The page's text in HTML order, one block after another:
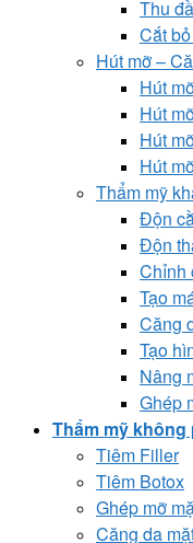
Thu
Cắt
Hút mỡ –
Hút
Hút
Hút
Hút
Thẩm mỹ
Độn
Độn
Chỉnh
Tạo
Căng
Tạo
Nâng
Ghép
Thẩm mỹ không
Tiêm Filler
Tiêm Botox
Ghép mỡ
Căng da